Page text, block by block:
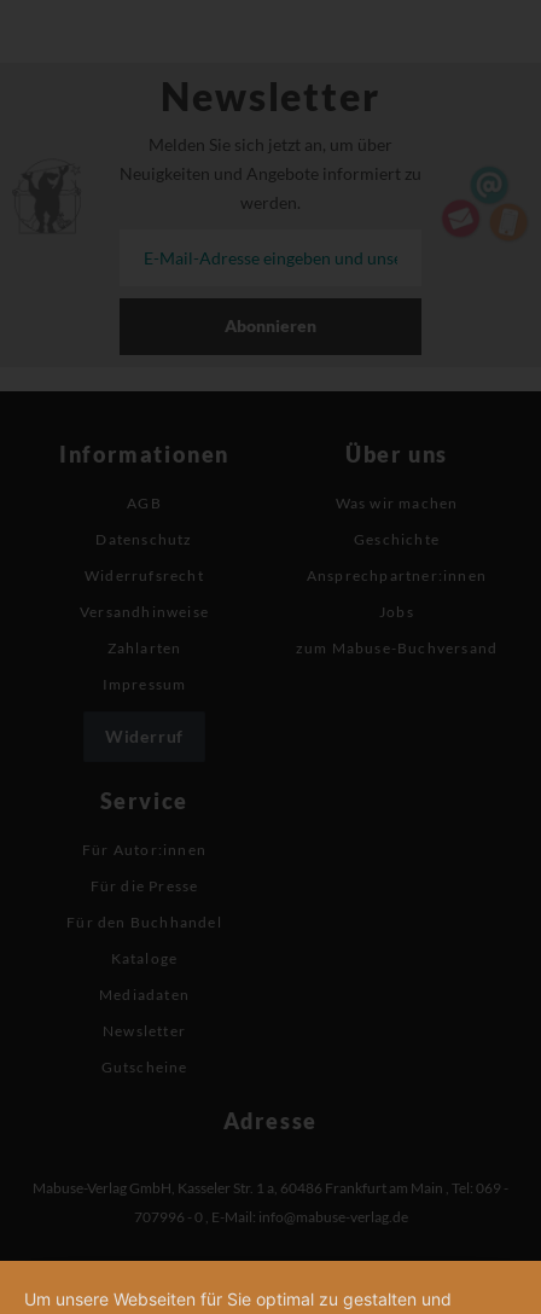
Newsletter
Melden Sie sich jetzt an, um über
Neuigkeiten und Angebote informiert zu
werden.
Abonnieren
Informationen
AGB
Datenschutz
Widerrufsrecht
Versandhinweise
Zahlarten
Impressum
Widerruf
Über uns
Was wir machen
Geschichte
Ansprechpartner:innen
Jobs
zum Mabuse-Buchversand
Service
Für Autor:innen
Für die Presse
Für den Buchhandel
Kataloge
Mediadaten
Newsletter
Gutscheine
Adresse
Mabuse-Verlag GmbH, Kasseler Str. 1 a, 60486 Frankfurt am Main , Tel: 069 -
707996 - 0 , E-Mail: info@mabuse-verlag.de
Um unsere Webseiten für Sie optimal zu gestalten und